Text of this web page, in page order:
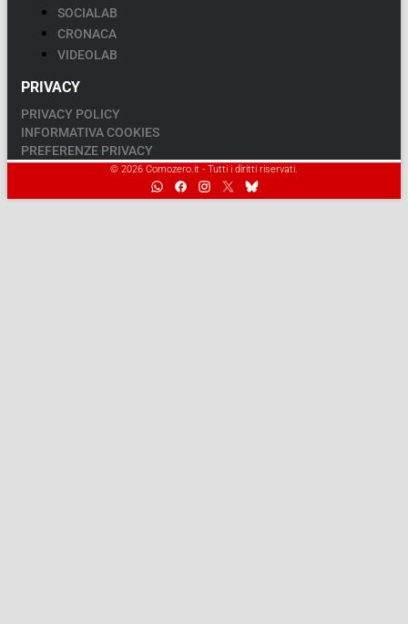
SOCIALAB
CRONACA
VIDEOLAB
PRIVACY
PRIVACY POLICY
INFORMATIVA COOKIES
PREFERENZE PRIVACY
© 2026 Comozero.it - Tutti i diritti riservati.